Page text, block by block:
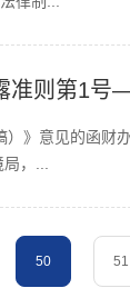
准则第1
》意见的函财
，...
50 51